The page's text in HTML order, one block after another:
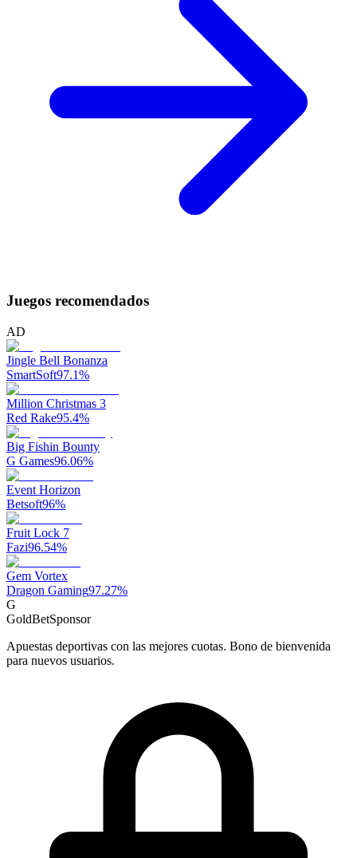
Juegos recomendados
AD
Jingle Bell Bonanza
SmartSoft97.1%
Million Christmas 3
Red Rake95.4%
Big Fishin Bounty
G Games96.06%
Event Horizon
Betsoft96%
Fruit Lock 7
Fazi96.54%
Gem Vortex
Dragon Gaming97.27%
G
GoldBetSponsor
Apuestas deportivas con las mejores cuotas. Bono de bienvenida
para nuevos usuarios.